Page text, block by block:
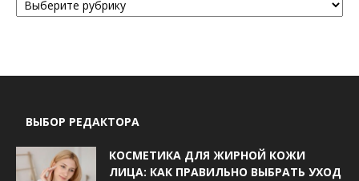
ВЫБОР РЕДАКТОРА
КОСМЕТИКА ДЛЯ ЖИРНОЙ КОЖИ
ЛИЦА: КАК ПРАВИЛЬНО ВЫБРАТЬ УХОД